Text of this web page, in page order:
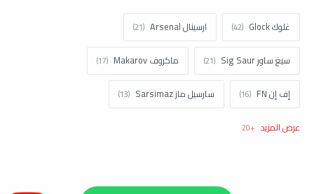
غلوك Glock ارسينال Arsenal
سيغ ساور Sig Saur ماكروف Makarov
إف إن FN سارسيل ماز Sarsimaz
كولت Colt